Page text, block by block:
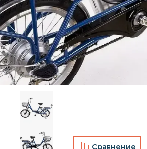
Сравнение